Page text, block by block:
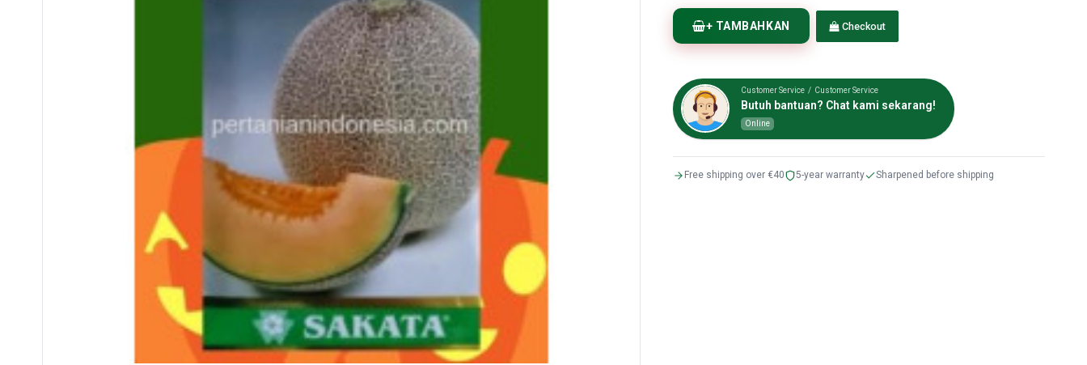
+ TAMBAHKAN Checkout
Customer Service / Customer Service
Butuh bantuan? Chat kami sekarang!
Online
Free shipping over €40 5-year warranty Sharpened before shipping